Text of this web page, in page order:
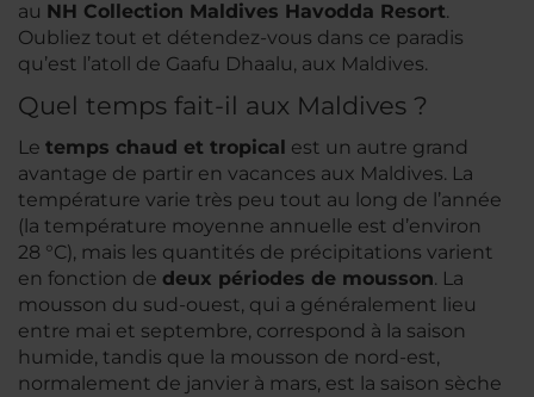
au NH Collection Maldives Havodda Resort.
Oubliez tout et détendez-vous dans ce paradis
qu’est l’atoll de Gaafu Dhaalu, aux Maldives.
Quel temps fait-il aux Maldives ?
Le temps chaud et tropical est un autre grand
avantage de partir en vacances aux Maldives. La
température varie très peu tout au long de l’année
(la température moyenne annuelle est d’environ
28 °C), mais les quantités de précipitations varient
en fonction de deux périodes de mousson. La
mousson du sud-ouest, qui a généralement lieu
entre mai et septembre, correspond à la saison
humide, tandis que la mousson de nord-est,
normalement de janvier à mars, est la saison sèche